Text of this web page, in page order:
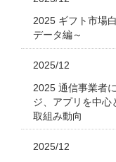
2025 ギフト市場
データ編～
2025/12
2025 通信事業者
ジ、アプリを中心
取組み動向
2025/12